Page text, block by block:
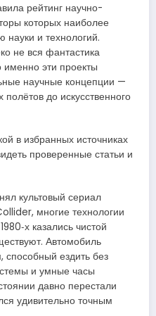
рейтинг научно-
которых наиболее
и технологий.
не вся фантастика
именно эти проекты
научные концепции —
до искусственного
в избранных источниках
проверенные статьи и
культовый сериал
многие технологии
казались чистой
Автомобиль
способный ездить без
и умные часы
давно перестали
удивительно точным